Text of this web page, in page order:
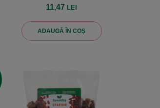
11,47 LEI
ADAUGĂ ÎN COȘ